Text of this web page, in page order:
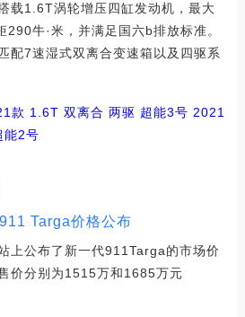
1.6T涡轮增压四缸发动机，最大
牛·米，并满足国六b排放标准。
配7速湿式双离合变速箱以及四驱系
款 1.6T 双离合 两驱 超能3号 2021
能2号
Targa价格公布
上公布了新一代911Targa的市场价
价分别为1515万和1685万元